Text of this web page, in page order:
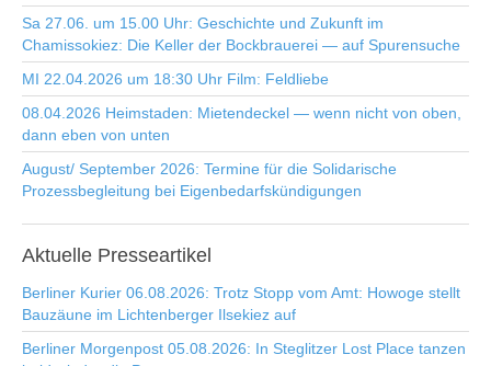
Sa 27.06. um 15.00 Uhr: Geschichte und Zukunft im
Chamissokiez: Die Keller der Bockbrauerei — auf Spurensuche
MI 22.04.2026 um 18:30 Uhr Film: Feldliebe
08.04.2026 Heimstaden: Mietendeckel — wenn nicht von oben,
dann eben von unten
August/ September 2026: Termine für die Solidarische
Prozessbegleitung bei Eigenbedarfskündigungen
Aktuelle Presseartikel
Berliner Kurier 06.08.2026: Trotz Stopp vom Amt: Howoge stellt
Bauzäune im Lichtenberger Ilsekiez auf
Berliner Morgenpost 05.08.2026: In Steglitzer Lost Place tanzen